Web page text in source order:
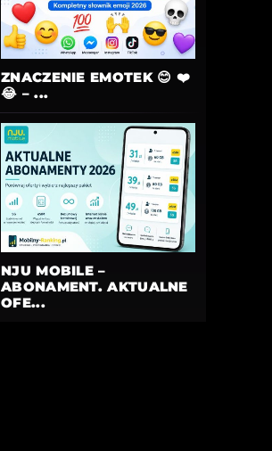
ZNACZENIE EMOTEK 😊 ❤️
😂 – ...
NJU MOBILE –
ABONAMENT. AKTUALNE
OFE...